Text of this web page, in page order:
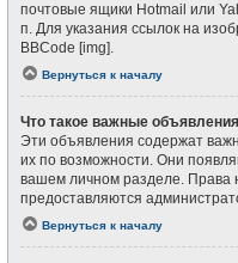
почтовые ящики Hotmail или
п. Для указания ссылок на
BBCode [img].
Вернуться к началу
Что такое важные
Эти объявления содержат
их по возможности. Они
вашем личном разделе. Права
предоставляются
Вернуться к началу